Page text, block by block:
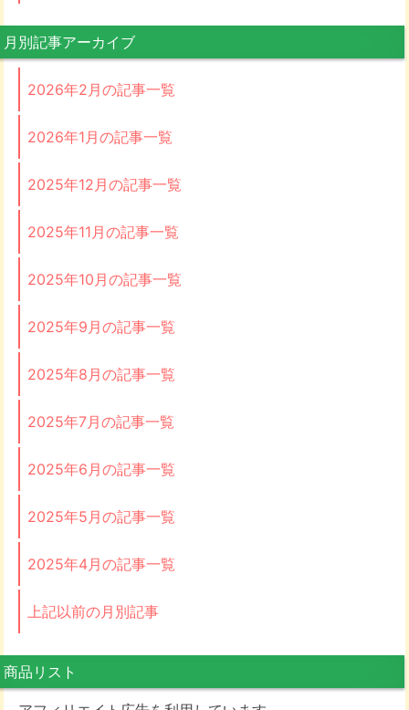
月別記事アーカイブ
2026年2月の記事一覧
2026年1月の記事一覧
2025年12月の記事一覧
2025年11月の記事一覧
2025年10月の記事一覧
2025年9月の記事一覧
2025年8月の記事一覧
2025年7月の記事一覧
2025年6月の記事一覧
2025年5月の記事一覧
2025年4月の記事一覧
上記以前の月別記事
商品リスト